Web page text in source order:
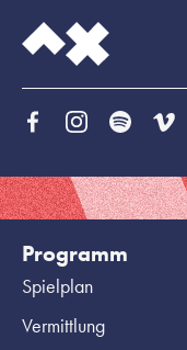
Programm
Spielplan
Vermittlung